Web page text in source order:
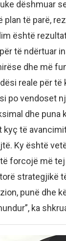
dëshmuar
plan të parë,
është
të ndërtuar
dhe më
reale për të
po vendoset
dhe puna
kyç të
Ky është
forcojë më tej
strategjikë
punë dhe
ka